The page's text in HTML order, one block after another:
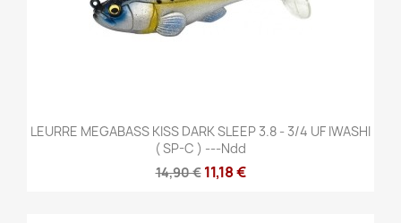
LEURRE MEGABASS KISS DARK SLEEP 3.8 - 3/4 UF IWASHI
( SP-C ) ---ndd
14,90 € 11,18 €